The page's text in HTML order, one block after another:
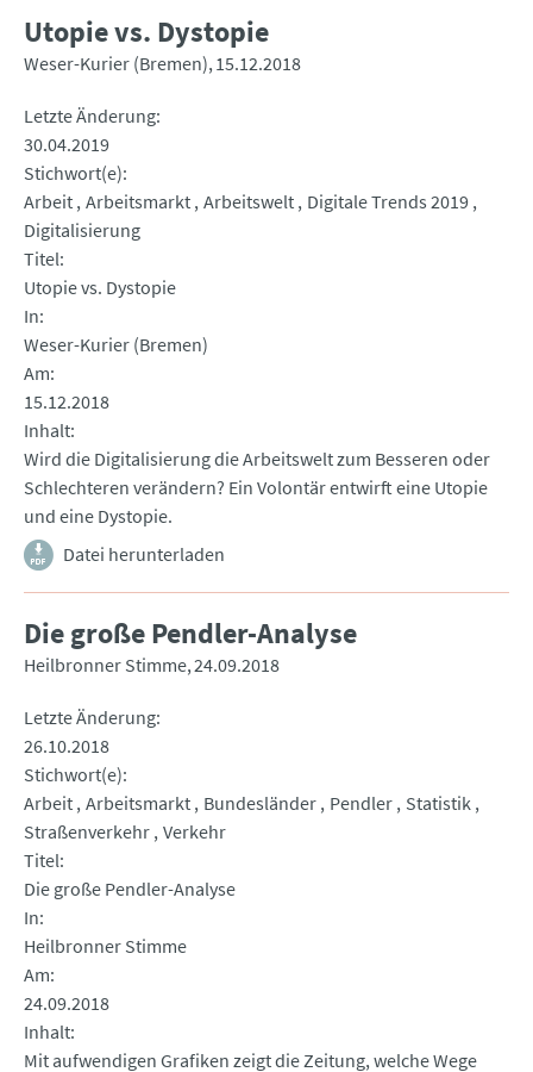
Utopie vs. Dystopie
Weser-Kurier (Bremen) 15.12.2018
Letzte Änderung
30.04.2019
Stichwort(e)
Arbeit Arbeitsmarkt Arbeitswelt Digitale Trends 2019
Digitalisierung
Titel
Utopie vs. Dystopie
In
Weser-Kurier (Bremen)
Am
15.12.2018
Inhalt
Wird die Digitalisierung die Arbeitswelt zum Besseren oder
Schlechteren verändern? Ein Volontär entwirft eine Utopie
und eine Dystopie.
Datei herunterladen
Die große Pendler-Analyse
Heilbronner Stimme 24.09.2018
Letzte Änderung
26.10.2018
Stichwort(e)
Arbeit Arbeitsmarkt Bundesländer Pendler Statistik
Straßenverkehr Verkehr
Titel
Die große Pendler-Analyse
In
Heilbronner Stimme
Am
24.09.2018
Inhalt
Mit aufwendigen Grafiken zeigt die Zeitung, welche Wege